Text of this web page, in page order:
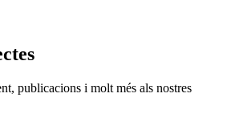
publicacions i molt més als nostres